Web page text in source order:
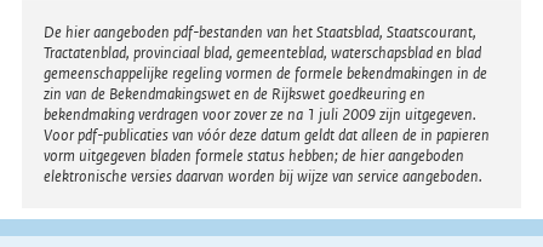
Disclaimer
De hier aangeboden pdf-bestanden van het Staatsblad, Staatscourant,
Tractatenblad, provinciaal blad, gemeenteblad, waterschapsblad en blad
gemeenschappelijke regeling vormen de formele bekendmakingen in de
zin van de Bekendmakingswet en de Rijkswet goedkeuring en
bekendmaking verdragen voor zover ze na 1 juli 2009 zijn uitgegeven.
Voor pdf-publicaties van vóór deze datum geldt dat alleen de in papieren
vorm uitgegeven bladen formele status hebben; de hier aangeboden
elektronische versies daarvan worden bij wijze van service aangeboden.